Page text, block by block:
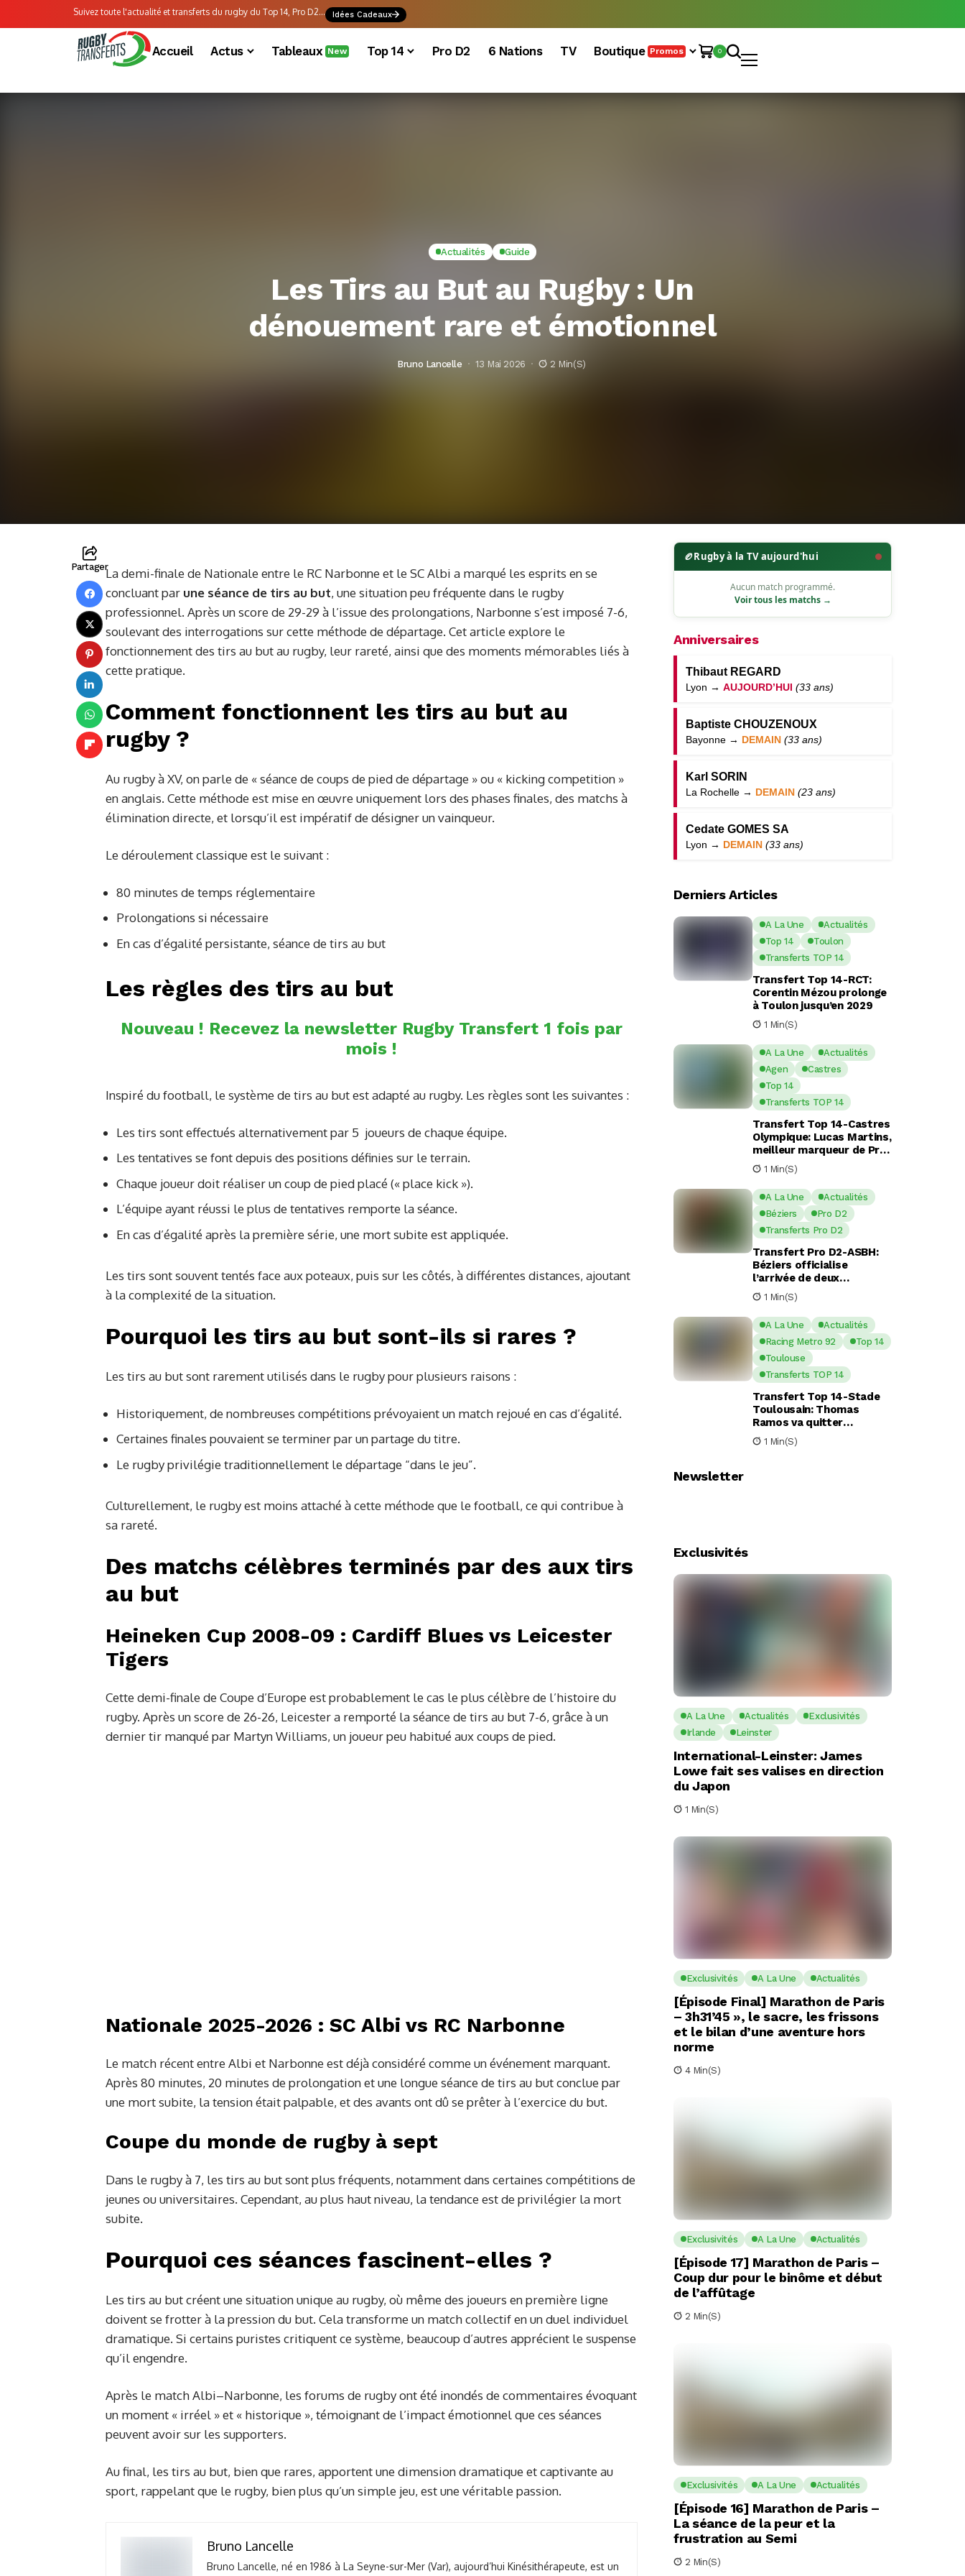
Suivez toute l'actualité et transferts du rugby du Top 14, Pro D2... Idées Cadeaux
Accueil Actus Tableaux New Top 14 Pro D2 6 Nations TV Boutique Promos 0
Actualités Guide
Les Tirs au But au Rugby : Un
dénouement rare et émotionnel
Bruno Lancelle 13 Mai 2026 2 Min(s)
PartagerLa demi-finale de Nationale entre le RC Narbonne et le SC Albi a marqué les esprits en se
concluant par une séance de tirs au but, une situation peu fréquente dans le rugby
professionnel. Après un score de 29-29 à l’issue des prolongations, Narbonne s’est imposé 7-6,
soulevant des interrogations sur cette méthode de départage. Cet article explore le
fonctionnement des tirs au but au rugby, leur rareté, ainsi que des moments mémorables liés à
cette pratique.
Comment fonctionnent les tirs au but au
rugby ?
Au rugby à XV, on parle de « séance de coups de pied de départage » ou « kicking competition »
en anglais. Cette méthode est mise en œuvre uniquement lors des phases finales, des matchs à
élimination directe, et lorsqu’il est impératif de désigner un vainqueur.
Le déroulement classique est le suivant :
80 minutes de temps réglementaire
Prolongations si nécessaire
En cas d’égalité persistante, séance de tirs au but
Les règles des tirs au but
Nouveau ! Recevez la newsletter Rugby Transfert 1 fois par
mois !
Inspiré du football, le système de tirs au but est adapté au rugby. Les règles sont les suivantes :
Les tirs sont effectués alternativement par 5 joueurs de chaque équipe.
Les tentatives se font depuis des positions définies sur le terrain.
Chaque joueur doit réaliser un coup de pied placé (« place kick »).
L’équipe ayant réussi le plus de tentatives remporte la séance.
En cas d’égalité après la première série, une mort subite est appliquée.
Les tirs sont souvent tentés face aux poteaux, puis sur les côtés, à différentes distances, ajoutant
à la complexité de la situation.
Pourquoi les tirs au but sont-ils si rares ?
Les tirs au but sont rarement utilisés dans le rugby pour plusieurs raisons :
Historiquement, de nombreuses compétitions prévoyaient un match rejoué en cas d’égalité.
Certaines finales pouvaient se terminer par un partage du titre.
Le rugby privilégie traditionnellement le départage “dans le jeu”.
Culturellement, le rugby est moins attaché à cette méthode que le football, ce qui contribue à
sa rareté.
Des matchs célèbres terminés par des aux tirs
au but
Heineken Cup 2008-09 : Cardiff Blues vs Leicester
Tigers
Cette demi-finale de Coupe d’Europe est probablement le cas le plus célèbre de l’histoire du
rugby. Après un score de 26-26, Leicester a remporté la séance de tirs au but 7-6, grâce à un
dernier tir manqué par Martyn Williams, un joueur peu habitué aux coups de pied.
Nationale 2025-2026 : SC Albi vs RC Narbonne
Le match récent entre Albi et Narbonne est déjà considéré comme un événement marquant.
Après 80 minutes, 20 minutes de prolongation et une longue séance de tirs au but conclue par
une mort subite, la tension était palpable, et des avants ont dû se prêter à l’exercice du but.
Coupe du monde de rugby à sept
Dans le rugby à 7, les tirs au but sont plus fréquents, notamment dans certaines compétitions de
jeunes ou universitaires. Cependant, au plus haut niveau, la tendance est de privilégier la mort
subite.
Pourquoi ces séances fascinent-elles ?
Les tirs au but créent une situation unique au rugby, où même des joueurs en première ligne
doivent se frotter à la pression du but. Cela transforme un match collectif en un duel individuel
dramatique. Si certains puristes critiquent ce système, beaucoup d’autres apprécient le suspense
qu’il engendre.
Après le match Albi–Narbonne, les forums de rugby ont été inondés de commentaires évoquant
un moment « irréel » et « historique », témoignant de l’impact émotionnel que ces séances
peuvent avoir sur les supporters.
Au final, les tirs au but, bien que rares, apportent une dimension dramatique et captivante au
sport, rappelant que le rugby, bien plus qu’un simple jeu, est une véritable passion.
Bruno Lancelle
Bruno Lancelle, né en 1986 à La Seyne-sur-Mer (Var), aujourd’hui Kinésithérapeute, est un
🏉Rugby à la TV aujourd'hui
Aucun match programmé.
Voir tous les matchs →
Anniversaires
Thibaut REGARD
Lyon → AUJOURD’HUI (33 ans)
Baptiste CHOUZENOUX
Bayonne → DEMAIN (33 ans)
Karl SORIN
La Rochelle → DEMAIN (23 ans)
Cedate GOMES SA
Lyon → DEMAIN (33 ans)
Derniers Articles
A La Une
Actualités
Top 14
Toulon
Transferts TOP 14
Transfert Top 14-RCT:
Corentin Mézou prolonge
à Toulon jusqu’en 2029
1 Min(s)
A La Une
Actualités
Agen
Castres
Top 14
Transferts TOP 14
Transfert Top 14-Castres
Olympique: Lucas Martins,
meilleur marqueur de Pro
D2, en route pour Castres
?
1 Min(s)
A La Une
Actualités
Béziers
Pro D2
Transferts Pro D2
Transfert Pro D2-ASBH:
Béziers officialise
l’arrivée de deux
nouveaux piliers pour la
saison à venir
1 Min(s)
A La Une
Actualités
Racing Metro 92
Top 14
Toulouse
Transferts TOP 14
Transfert Top 14-Stade
Toulousain: Thomas
Ramos va quitter
Toulouse pour le Racing
92
1 Min(s)
Newsletter
Exclusivités
A La Une Actualités
Exclusivités
Irlande
Leinster
International-Leinster: James
Lowe fait ses valises en direction
du Japon
1 Min(s)
Exclusivités A La Une Actualités
[Épisode Final] Marathon de Paris
– 3h31’45 », le sacre, les frissons
et le bilan d’une aventure hors
norme
4 Min(s)
Exclusivités A La Une Actualités
[Épisode 17] Marathon de Paris –
Coup dur pour le binôme et début
de l’affûtage
2 Min(s)
Exclusivités A La Une Actualités
[Épisode 16] Marathon de Paris –
La séance de la peur et la
frustration au Semi
2 Min(s)